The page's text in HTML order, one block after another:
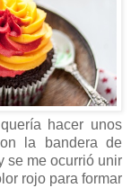
hacer unos
la bandera de
se me ocurrió unir
rojo para formar